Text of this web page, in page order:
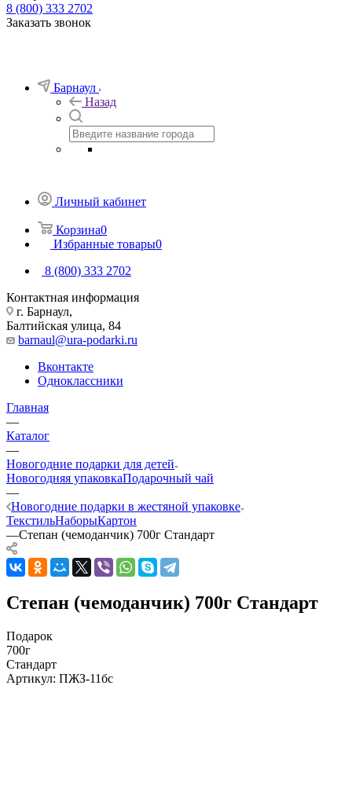
8 (800) 333 2702
Заказать звонок
Барнаул
Назад
Личный кабинет
Корзина0
Избранные товары0
8 (800) 333 2702
Контактная информация
г. Барнаул,
Балтийская улица, 84
barnaul@ura-podarki.ru
Вконтакте
Одноклассники
Главная
—
Каталог
—
Новогодние подарки для детей
Новогодняя упаковкаПодарочный чай
—
Новогодние подарки в жестяной упаковке
ТекстильНаборыКартон
—Степан (чемоданчик) 700г Стандарт
Степан (чемоданчик) 700г Стандарт
Подарок
700г
Стандарт
Артикул: ПЖЗ-11бс